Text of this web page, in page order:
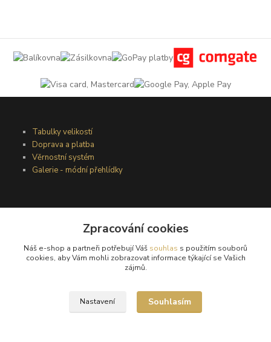
Tabulky velikostí
Doprava a platba
Věrnostní systém
Galerie - módní přehlídky
Obchodní podmínky
Ochrana osobních údajů
Kontakty
Reklamační řád
Zpracování cookies
Náš e-shop a partneři potřebují Váš souhlas s použitím souborů
cookies, aby Vám mohli zobrazovat informace týkající se Vašich
zájmů.
Nastavení Souhlasím